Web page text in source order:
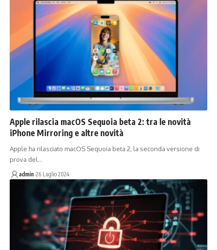
Apple rilascia macOS Sequoia beta 2: tra le novità
iPhone Mirroring e altre novità
Apple ha rilasciato macOS Sequoia beta 2, la seconda versione di
prova del…
admin 26 Luglio 2024